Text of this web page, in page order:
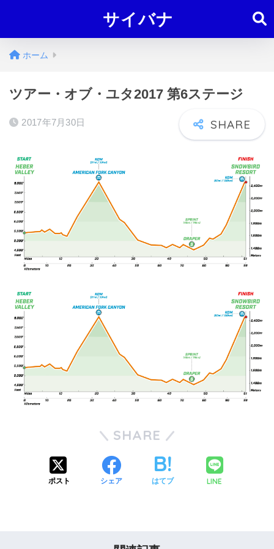
サイバナ
ホーム
ツアー・オブ・ユタ2017 第6ステージ
2017年7月30日
SHARE
ポスト シェア はてブ LINE